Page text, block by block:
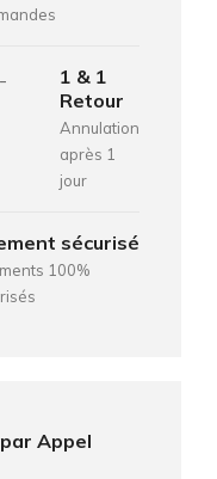
1 & 1
Retour
Annulation
après 1
jour
sécurisé
100%
Appel